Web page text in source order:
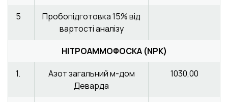
5
Пробопідготовка 15% від
вартості аналізу
НІТРОАММОФОСКА (NPK)
1.
Азот загальний м-дом
Деварда
1030,00